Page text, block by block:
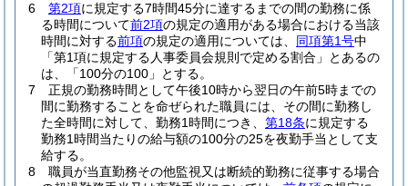
6
第2項に規定する7時間45分に達するまでの間の勤務に係
る時間について前2項の規定の適用がある場合における当該
時間に対する前項の規定の適用については、 同項第1号中
「第1項に規定する人事委員会規則で定める割合」とあるの
は、「100分の100」とする。
7
正規の勤務時間として午後10時から翌日の午前5時までの
間に勤務することを命ぜられた職員には、その間に勤務し
た全時間に対して、勤務1時間につき、 第18条に規定する
勤務1時間当たりの給与額の100分の25を夜勤手当として支
給する。
8
職員が当直勤務その他監視又は断続的勤務に従事する場合